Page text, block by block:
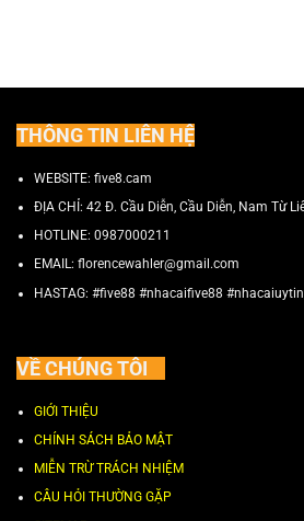
THÔNG TIN LIÊN HỆ
WEBSITE: five8.cam
ĐỊA CHỈ: 42 Đ. Cầu Diễn, Cầu Diễn, Nam Từ
HOTLINE: 0987000211
EMAIL: florencewahler@gmail.com
HASTAG: #five88 #nhacaifive88
VỀ CHÚNG TÔI
GIỚI THIỆU
CHÍNH SÁCH BẢO MẬT
MIỄN TRỪ TRÁCH NHIỆM
CÂU HỎI THƯỜNG GẶP